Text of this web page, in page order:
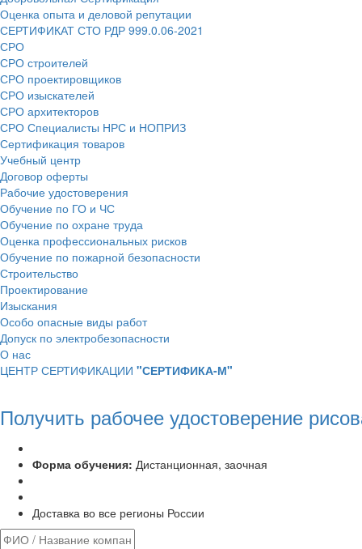
Оценка опыта и деловой репутации
СЕРТИФИКАТ СТО РДР 999.0.06-2021
СРО
СРО строителей
СРО проектировщиков
СРО изыскателей
СРО архитекторов
СРО Специалисты НРС и НОПРИЗ
Сертификация товаров
Учебный центр
Договор оферты
Рабочие удостоверения
Обучение по ГО и ЧС
Обучение по охране труда
Оценка профессиональных рисков
Обучение по пожарной безопасности
Строительство
Проектирование
Изыскания
Особо опасные виды работ
Допуск по электробезопасности
О нас
ЦЕНТР СЕРТИФИКАЦИИ "СЕРТИФИКА-М"
Получить рабочее удостоверение
Форма обучения: Дистанционная, заочная
Доставка во все регионы России